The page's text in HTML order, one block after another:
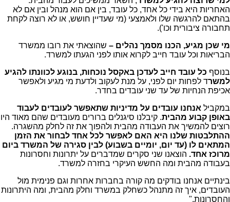
האחריות היא בידי כל אחד, כל עובד, בין אם הוא מנהל ובין אם לא
בהתאם להרגשה שלו ולאמצעי (מי שעדיין חושש, או לא רוצה לקחת
תחבורה ציבורית וכו').
מי שכן מגיע, הכנו מסמך נהלים – שהוצאתי את רובו ממשרד
הבריאות וכל עובד חייב לקרוא אותו לפני הגעתו למשרד.
בנוסף כל עובד חייב לעדכן באקסל נוכחות, בנוגע לכוונתו להגיע
למשרד לפחות יום לפני, על מנת לעקוב ולדעת מי מגיע ולאפשר
אכיפת הנחיות של עד שני עובדים בחדר.
במקביל אנחנו עובדים על מדיניות שתאפשר לעובדים לעבוד
באופן קבוע מהבית. קיבלנו סיגנלים ברורים מעובדים שהם מאוד היו
רוצים להמשיך את העבודה מהבית ולהפוך את זה לחלק מהשגרה.
ההתלבטות שלנו היא האם לאפשר לכל אחד לבחור את הזמן
המתאים לו (עד יום, יומיים בשבוע) לבין סגירה של המשרד ביום
מרוכז אחד. הוצאנו שני סקרים שמדברים על יתרונות וחסרונות
בעבודה מהבית ומה החשש העיקרי בחזרה למשרד.
בינתיים אנחנו בודקים מה קורה בחברות אחרות וגם פנימית מול
העובדים, איך זה מתנהל כשחלק במשרד וחלק מהבית, ומה היתרונות
והחסרונות."